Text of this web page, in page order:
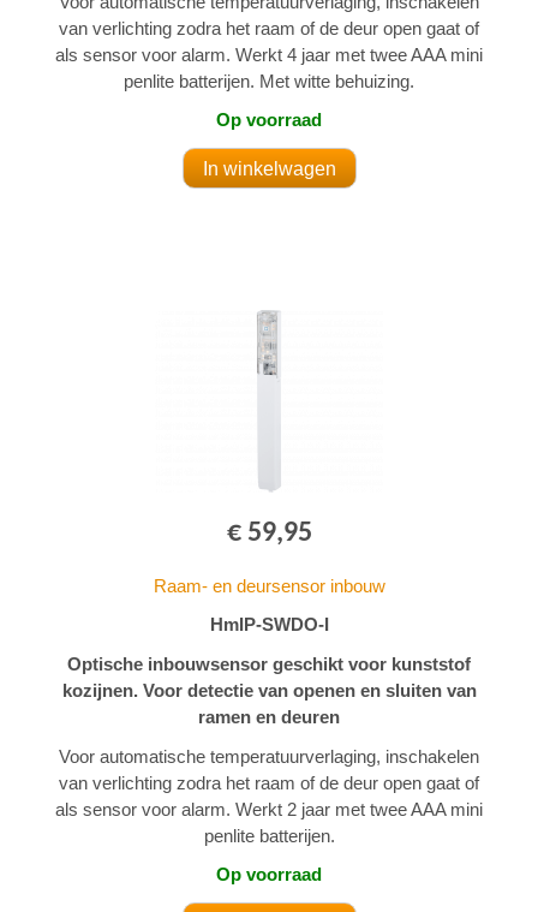
van verlichting zodra het raam of de deur open gaat of
als sensor voor alarm. Werkt 4 jaar met twee AAA mini
penlite batterijen. Met witte behuizing.
Op voorraad
€ 59,95
Raam- en deursensor inbouw
HmIP-SWDO-I
Optische inbouwsensor geschikt voor kunststof
kozijnen. Voor detectie van openen en sluiten van
ramen en deuren
Voor automatische temperatuurverlaging, inschakelen
van verlichting zodra het raam of de deur open gaat of
als sensor voor alarm. Werkt 2 jaar met twee AAA mini
penlite batterijen.
Op voorraad